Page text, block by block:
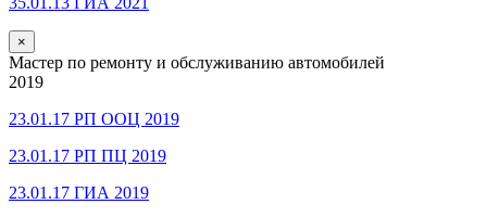
×
Мастер по ремонту и обслуживанию автомобилей
2019
23.01.17 РП ООЦ 2019
23.01.17 РП ПЦ 2019
23.01.17 ГИА 2019